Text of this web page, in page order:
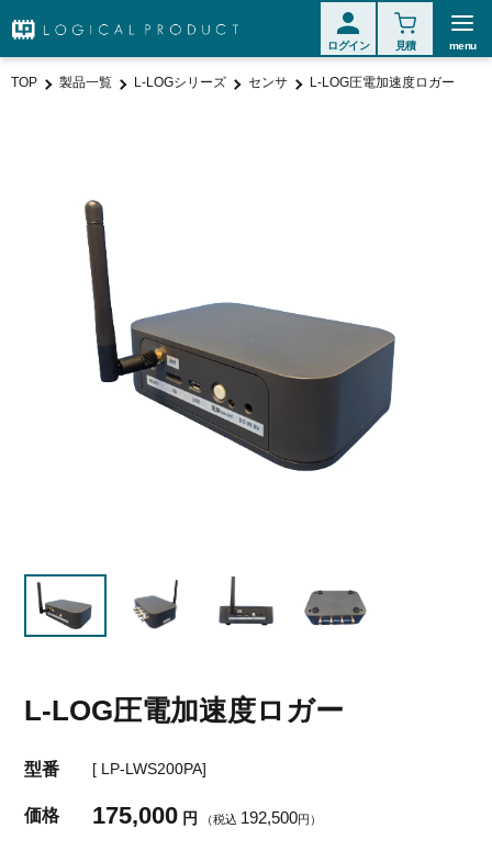
ログイン 見積 menu
TOP 製品一覧 L-LOGシリーズ センサ L-LOG圧電加速度ロガー
L-LOG圧電加速度ロガー
型番 [ LP-LWS200PA]
価格 175,000 円 （税込 192,500円）